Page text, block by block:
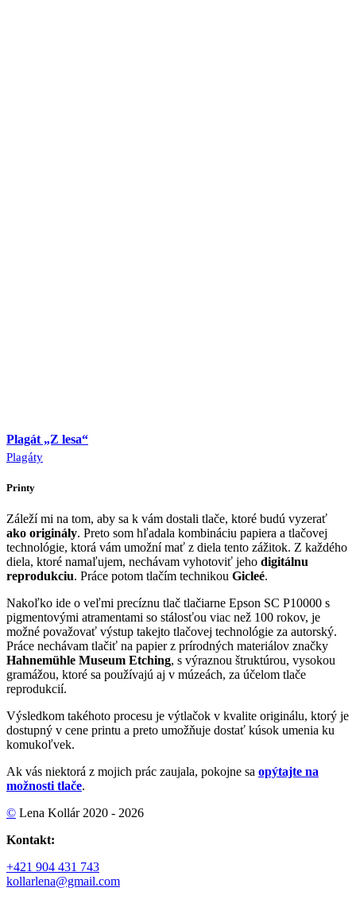
Plagát „Z lesa“
Plagáty
Printy
Záleží mi na tom, aby sa k vám dostali tlače, ktoré budú vyzerať
ako originály. Preto som hľadala kombináciu papiera a tlačovej
technológie, ktorá vám umožní mať z diela tento zážitok. Z každého
diela, ktoré namaľujem, nechávam vyhotoviť jeho digitálnu
reprodukciu. Práce potom tlačím technikou Gicleé.
Nakoľko ide o veľmi precíznu tlač tlačiarne Epson SC P10000 s
pigmentovými atramentami so stálosťou viac než 100 rokov, je
možné považovať výstup takejto tlačovej technológie za autorský.
Práce nechávam tlačiť na papier z prírodných materiálov značky
Hahnemühle Museum Etching, s výraznou štruktúrou, vysokou
gramážou, ktoré sa používajú aj v múzeách, za účelom tlače
reprodukcií.
Výsledkom takéhoto procesu je výtlačok v kvalite originálu, ktorý je
dostupný v cene printu a preto umožňuje dostať kúsok umenia ku
komukoľvek.
Ak vás niektorá z mojich prác zaujala, pokojne sa opýtajte na
možnosti tlače.
© Lena Kollár 2020 - 2026
Kontakt:
+421 904 431 743
kollarlena@gmail.com